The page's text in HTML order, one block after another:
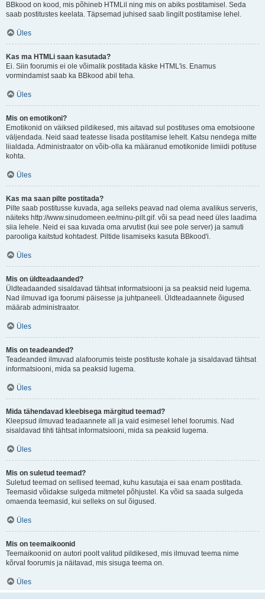
BBkood on kood, mis põhineb HTMLil ning mis on abiks postitamisel. Seda
saab postitustes keelata. Täpsemad juhised saab lingilt postitamise lehel.
Üles
Kas ma HTMLi saan kasutada?
Ei. Siin foorumis ei ole võimalik postitada käske HTML'is. Enamus
vormindamist saab ka BBkood abil teha.
Üles
Mis on emotikoni?
Emotikonid on väiksed pildikesed, mis aitavad sul postituses oma emotsioone
väljendada. Neid saad teatesse lisada postitamise lehelt. Katsu nendega mitte
liialdada. Administraator on võib-olla ka määranud emotikonide limiidi potituse
kohta.
Üles
Kas ma saan pilte postitada?
Pilte saab postitusse kuvada, aga selleks peavad nad olema avalikus serveris,
näiteks http://www.sinudomeen.ee/minu-pilt.gif. või sa pead need üles laadima
siia lehele. Neid ei saa kuvada oma arvutist (kui see pole server) ja samuti
parooliga kaitstud kohtadest. Piltide lisamiseks kasuta BBkood'i.
Üles
Mis on üldteadaanded?
Üldteadaanded sisaldavad tähtsat informatsiooni ja sa peaksid neid lugema.
Nad ilmuvad iga foorumi päisesse ja juhtpaneeli. Üldteadaannete õigused
määrab administraator.
Üles
Mis on teadeanded?
Teadeanded ilmuvad alafoorumis teiste postituste kohale ja sisaldavad tähtsat
informatsiooni, mida sa peaksid lugema.
Üles
Mida tähendavad kleebisega märgitud teemad?
Kleepsud ilmuvad teadaannete all ja vaid esimesel lehel foorumis. Nad
sisaldavad tihti tähtsat informatsiooni, mida sa peaksid lugema.
Üles
Mis on suletud teemad?
Suletud teemad on sellised teemad, kuhu kasutaja ei saa enam postitada.
Teemasid võidakse sulgeda mitmetel põhjustel. Ka võid sa saada sulgeda
omaenda teemasid, kui selleks on sul õigused.
Üles
Mis on teemaikoonid
Teemaikoonid on autori poolt valitud pildikesed, mis ilmuvad teema nime
kõrval foorumis ja näitavad, mis sisuga teema on.
Üles